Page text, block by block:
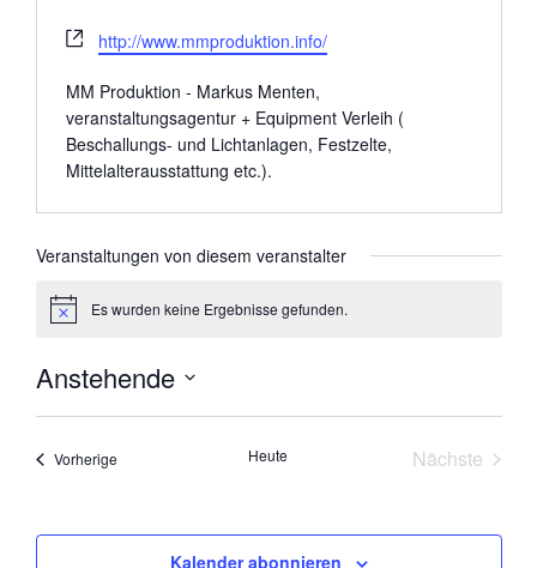
W
e
b
s
e
i
e
http://www.mmproduktion.info/
MM Produktion - Markus Menten,
veranstaltungsagentur + Equipment Verleih (
Beschallungs- und Lichtanlagen, Festzelte,
Mittelalterausstattung etc.).
Veranstaltungen von diesem veranstalter
H
w
e
i
Es wurden keine Ergebnisse gefunden.
Anstehende
D
t
m
VorherigeVeranstaltungen Heute
Nächste
Kalender abonnieren